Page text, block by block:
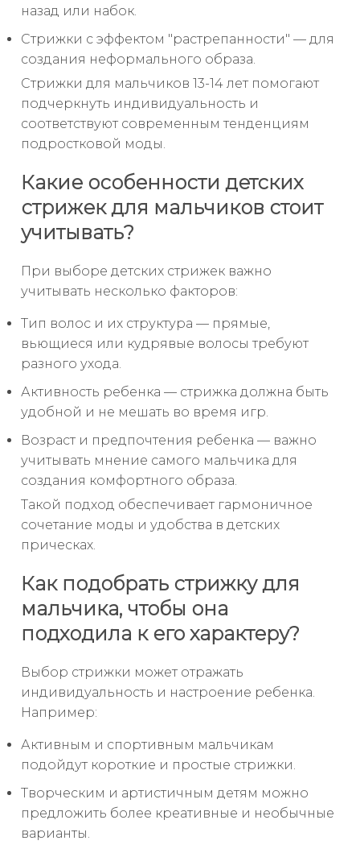
назад или набок.
Стрижки с эффектом "растрепанности" — для
создания неформального образа.
Стрижки для мальчиков 13-14 лет помогают
подчеркнуть индивидуальность и
соответствуют современным тенденциям
подростковой моды.
Какие особенности детских
стрижек для мальчиков стоит
учитывать?
При выборе детских стрижек важно
учитывать несколько факторов:
Тип волос и их структура — прямые,
вьющиеся или кудрявые волосы требуют
разного ухода.
Активность ребенка — стрижка должна быть
удобной и не мешать во время игр.
Возраст и предпочтения ребенка — важно
учитывать мнение самого мальчика для
создания комфортного образа.
Такой подход обеспечивает гармоничное
сочетание моды и удобства в детских
прическах.
Как подобрать стрижку для
мальчика, чтобы она
подходила к его характеру?
Выбор стрижки может отражать
индивидуальность и настроение ребенка.
Например:
Активным и спортивным мальчикам
подойдут короткие и простые стрижки.
Творческим и артистичным детям можно
предложить более креативные и необычные
варианты.